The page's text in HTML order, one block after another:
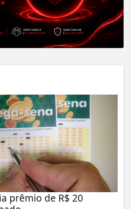
prêmio de R$ 20